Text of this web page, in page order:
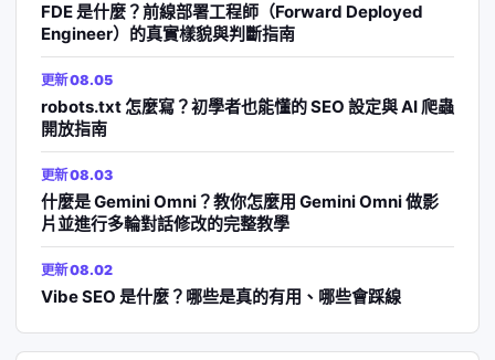
FDE 是什麼？前線部署工程師（Forward Deployed
Engineer）的真實樣貌與判斷指南
更新 08.05
robots.txt 怎麼寫？初學者也能懂的 SEO 設定與 AI 爬蟲
開放指南
更新 08.03
什麼是 Gemini Omni？教你怎麼用 Gemini Omni 做影
片並進行多輪對話修改的完整教學
更新 08.02
Vibe SEO 是什麼？哪些是真的有用、哪些會踩線